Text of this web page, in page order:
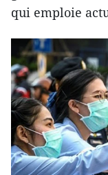
qui emploie